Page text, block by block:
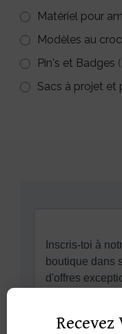
Matériel pour
Modèles au
Pin's et Badges
Sacs à projet et